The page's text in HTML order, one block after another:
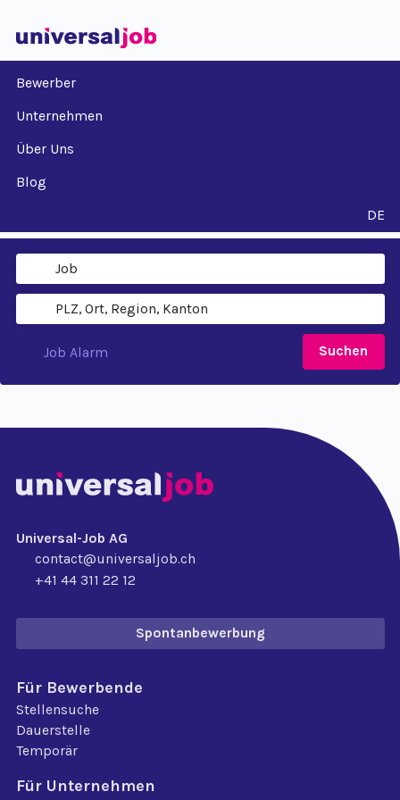
Bewerber
Unternehmen
Über Uns
Blog
DE
Suchen
Job Alarm
Universal-Job AG
contact@universaljob.ch
+41 44 311 22 12
Spontanbewerbung
Für Bewerbende
Stellensuche
Dauerstelle
Temporär
Für Unternehmen